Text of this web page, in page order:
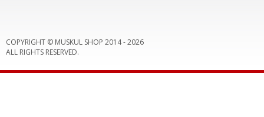
COPYRIGHT © MUSKUL SHOP 2014 -2026
ALL RIGHTS RESERVED.